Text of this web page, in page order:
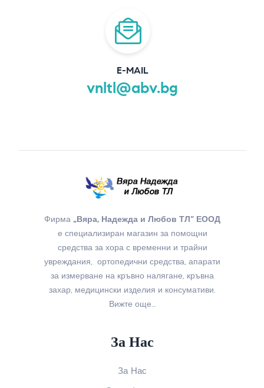
E-MAIL
vnltl@abv.bg
Фирма „Вяра, Надежда и Любов ТЛ“ ЕООД
е специализиран магазин за помощни
средства за хора с временни и трайни
увреждания, ортопедични средства, апарати
за измерване на кръвно налягане, кръвна
захар, медицински изделия и консумативи.
Вижте още…
За Нас
За Нас